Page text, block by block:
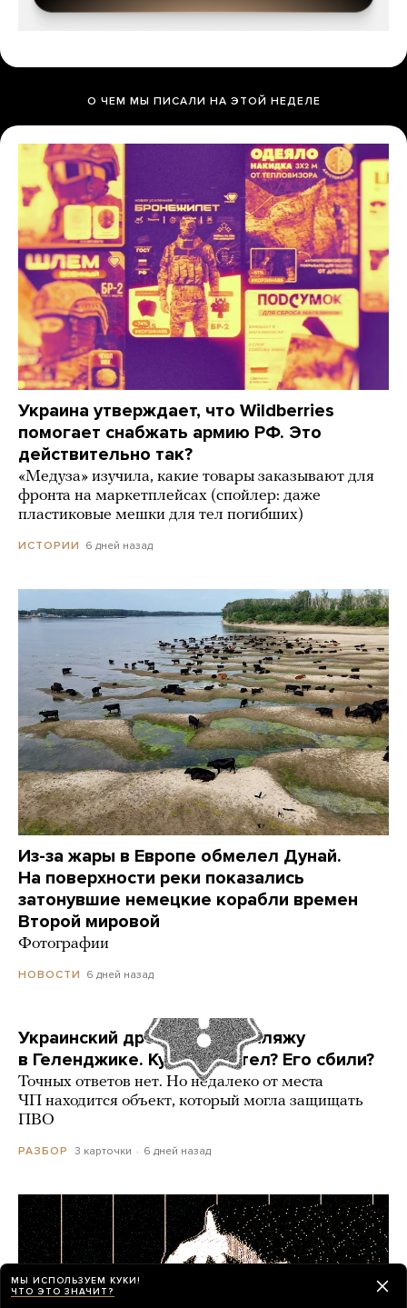
О ЧЕМ МЫ ПИСАЛИ НА ЭТОЙ НЕДЕЛЕ
Украина утверждает, что Wildberries
помогает снабжать армию РФ. Это
действительно так?
«Медуза» изучила, какие товары заказывают для
фронта на маркетплейсах (спойлер: даже
пластиковые мешки для тел погибших)
ИСТОРИИ 6 дней назад
Из-за жары в Европе обмелел Дунай.
На поверхности реки показались
затонувшие немецкие корабли времен
Второй мировой
Фотографии
НОВОСТИ 6 дней назад
Украинский дрон попал по пляжу
в Геленджике. Куда он летел? Его сбили?
Точных ответов нет. Но недалеко от места
ЧП находится объект, который могла защищать
ПВО
РАЗБОР 3 карточки 6 дней назад
МЫ ИСПОЛЬЗУЕМ КУКИ!
ЧТО ЭТО ЗНАЧИТ?